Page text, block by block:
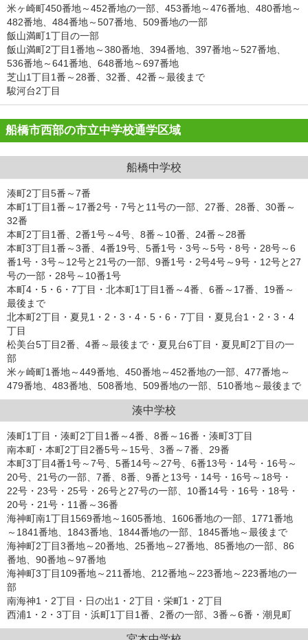
米ヶ崎町450番地～452番地の一部、453番地～476番地、480番地～
482番地、484番地～507番地、509番地の一部
飯山満町1丁目の一部
飯山満町2丁目1番地～380番地、394番地、397番地～527番地、
536番地～641番地、648番地～697番地
芝山1丁目1番～28番、32番、42番～最後まで
駿河台2丁目
船橋市西部の市立中学校通学区域
船橋中学校
湊町2丁目5番～7番
本町1丁目1番～17番2号・7号と11号の一部、27番、28番、30番～
32番
本町2丁目1番、2番1号～4号、8番～10番、24番～28番
本町3丁目1番～3番、4番19号、5番1号・3号～5号・8号・28号～6
番1号・3号～12号と21号の一部、9番1号・2号4号～9号・12号と27
号の一部・28号～10番1号
本町4・5・6・7丁目・北本町1丁目1番～4番、6番～17番、19番～
最後まで
北本町2丁目・夏見1・2・3・4・5・6・7丁目・夏見台1・2・3・4
丁目
松美台5丁目2番、4番～最後まで・夏見台6丁目・夏見町2丁目の一
部
米ヶ崎町1番地～449番地、450番地～452番地の一部、477番地～
479番地、483番地、508番地、509番地の一部、510番地～最後まで
湊中学校
湊町1丁目・湊町2丁目1番～4番、8番～16番・湊町3丁目
南本町・本町2丁目2番5号～15号、3番～7番、29番
本町3丁目4番1号～7号、5番14号～27号、6番13号・14号・16号～
20号、21号の一部、7番、8番、9番と13号・14号・16号～18号・
22号・23号・25号・26号と27号の一部、10番14号・16号・18号・
20号・21号・11番～36番
海神町南1丁目1569番地～1605番地、1606番地の一部、1771番地
～1841番地、1843番地、1844番地の一部、1845番地～最後まで
海神町2丁目3番地～20番地、25番地～27番地、85番地の一部、86
番地、90番地～97番地
海神町3丁目109番地～211番地、212番地～223番地～223番地の一
部
南海神1・2丁目・日の出1・2丁目・栄町1・2丁目
西浦1・2・3丁目・浜町1丁目1番、2番の一部、3番～6番・潮見町